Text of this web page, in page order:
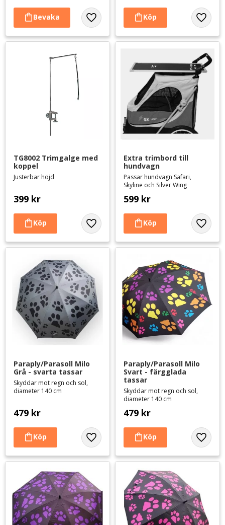
Lägg till i favoriter Lägg
TG8002 Trimgalge med
koppel
Justerbar höjd
399 kr
Lägg till i favoriter
Extra trimbord till
hundvagn
Passar hundvagn Safari,
Skyline och Silver Wing
599 kr
Lägg
Paraply/Parasoll Milo
Grå - svarta tassar
Skyddar mot regn och sol,
diameter 140 cm
479 kr
Lägg till i favoriter
Paraply/Parasoll Milo
Svart - färgglada
tassar
Skyddar mot regn och sol,
diameter 140 cm
479 kr
Lägg